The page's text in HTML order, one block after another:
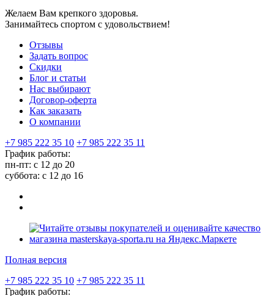
Желаем Вам крепкого здоровья.
Занимайтесь спортом с удовольствием!
Отзывы
Задать вопрос
Скидки
Блог и статьи
Нас выбирают
Договор-оферта
Как заказать
О компании
+7 985 222 35 10 +7 985 222 35 11
График работы:
пн-пт: с 12 до 20
суббота: c 12 до 16
Полная версия
+7 985 222 35 10 +7 985 222 35 11
График работы: